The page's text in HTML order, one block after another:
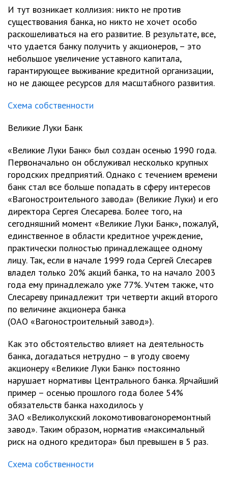
И тут возникает коллизия: никто не против
существования банка, но никто не хочет особо
раскошеливаться на его развитие. В результате, все,
что удается банку получить у акционеров, – это
небольшое увеличение уставного капитала,
гарантирующее выживание кредитной организации,
но не дающее ресурсов для масштабного развития.
Схема собственности
Великие Луки Банк
«Великие Луки Банк» был создан осенью 1990 года.
Первоначально он обслуживал несколько крупных
городских предприятий. Однако с течением времени
банк стал все больше попадать в сферу интересов
«Вагоностроительного завода» (Великие Луки) и его
директора Сергея Слесарева. Более того, на
сегодняшний момент «Великие Луки Банк», пожалуй,
единственное в области кредитное учреждение,
практически полностью принадлежащее одному
лицу. Так, если в начале 1999 года Сергей Слесарев
владел только 20% акций банка, то на начало 2003
года ему принадлежало уже 77%. Учтем также, что
Слесареву принадлежит три четверти акций второго
по величине акционера банка
(ОАО «Вагоностроительный завод»).
Как это обстоятельство влияет на деятельность
банка, догадаться нетрудно – в угоду своему
акционеру «Великие Луки Банк» постоянно
нарушает нормативы Центрального банка. Ярчайший
пример – осенью прошлого года более 54%
обязательств банка находилось у
ЗАО «Великолукский локомотивовагоноремонтный
завод». Таким образом, норматив «максимальный
риск на одного кредитора» был превышен в 5 раз.
Схема собственности